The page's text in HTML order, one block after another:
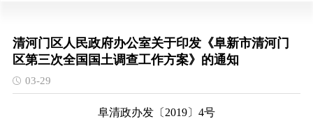
清河门区人民政府办公室关于印发《阜新市清河门
区第三次全国国土调查工作方案》的通知
03-29
阜清政办发〔 2019〕4号